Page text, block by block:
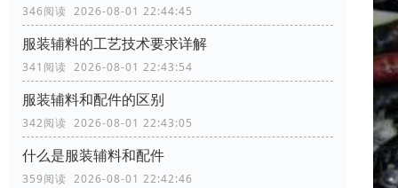
346阅读 2026-08-01 22:44:45
服装辅料的工艺技术要求详解
341阅读 2026-08-01 22:43:54
服装辅料和配件的区别
342阅读 2026-08-01 22:43:05
什么是服装辅料和配件
359阅读 2026-08-01 22:42:46